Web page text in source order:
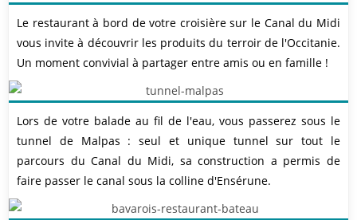
Le restaurant à bord de votre croisière sur le Canal du Midi
vous invite à découvrir les produits du terroir de l'Occitanie.
Un moment convivial à partager entre amis ou en famille !
Lors de votre balade au fil de l'eau, vous passerez sous le
tunnel de Malpas : seul et unique tunnel sur tout le
parcours du Canal du Midi, sa construction a permis de
faire passer le canal sous la colline d'Ensérune.